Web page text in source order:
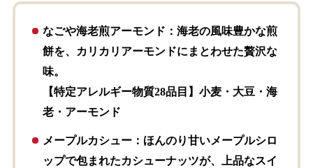
なごや海老煎アーモンド ：海老の風味豊かな煎
餅を、カリカリアーモンドにまとわせた贅沢な
味。
【特定アレルギー物質28品目】小麦・大豆・海
老・アーモンド
メープルカシュー ：ほんのり甘いメープルシロ
ップで包まれたカシューナッツが、上品なスイ